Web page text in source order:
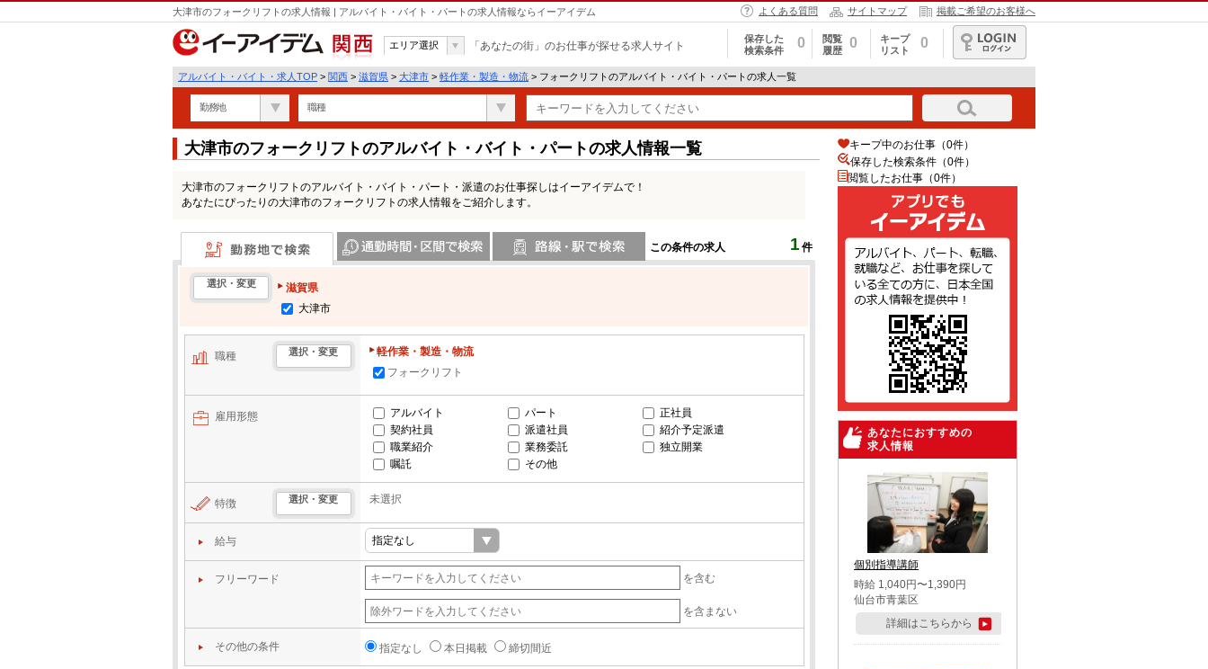
大津市のフォークリフトの求人情報 | アルバイト・バイト・パートの求人情報ならイーアイデム よくある質問 サイトマップ 掲載ご希望のお客様へ
関西
エリア選択 「あなたの街」のお仕事が探せる求人サイト
保存した
検索条件
0
閲覧
履歴
0
キープ
リスト
0
ログイン
アルバイト・バイト・求人TOP > 関西 > 滋賀県 > 大津市 > 軽作業・製造・物流 > フォークリフトのアルバイト・バイト・パートの求人一覧
勤務地 職種
大津市のフォークリフトのアルバイト・バイト・パートの求人情報一覧
大津市のフォークリフトのアルバイト・バイト・パート・派遣のお仕事探しはイーアイデムで！
あなたにぴったりの大津市のフォークリフトの求人情報をご紹介します。
この条件の求人 1 件
勤務地で検索
選択・変更
滋賀県
大津市
職種 選択・変更
軽作業・製造・物流
フォークリフト
雇用形態 アルバイト パート
正社員
契約社員
派遣社員
紹介予定派遣
職業紹介
業務委託
独立開業
嘱託
その他
特徴 選択・変更 未選択
給与
フリーワード を含む
を含まない
その他の条件 指定なし 本日掲載 締切間近
キープ中のお仕事（0件）
保存した検索条件（0件）
閲覧したお仕事（0件）
あなたにおすすめの
求人情報
個別指導講師
時給 1,040円〜1,390円
仙台市青葉区
詳細はこちらから